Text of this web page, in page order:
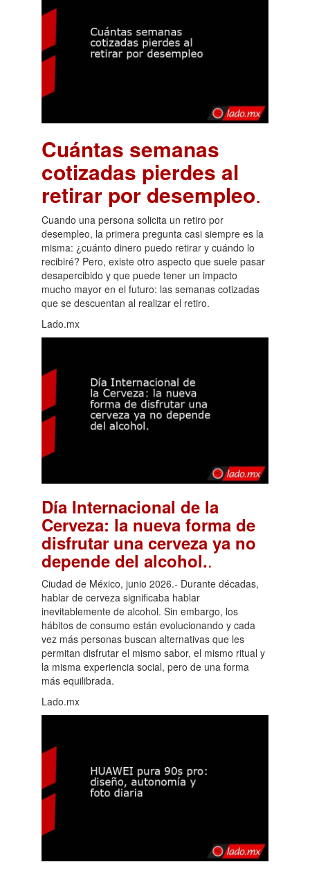
Cuántas semanas
cotizadas pierdes al
retirar por desempleo.
Cuando una persona solicita un retiro por
desempleo, la primera pregunta casi siempre es la
misma: ¿cuánto dinero puedo retirar y cuándo lo
recibiré? Pero, existe otro aspecto que suele pasar
desapercibido y que puede tener un impacto
mucho mayor en el futuro: las semanas cotizadas
que se descuentan al realizar el retiro.
Lado.mx
Día Internacional de la
Cerveza: la nueva forma de
disfrutar una cerveza ya no
depende del alcohol..
Ciudad de México, junio 2026.- Durante décadas,
hablar de cerveza significaba hablar
inevitablemente de alcohol. Sin embargo, los
hábitos de consumo están evolucionando y cada
vez más personas buscan alternativas que les
permitan disfrutar el mismo sabor, el mismo ritual y
la misma experiencia social, pero de una forma
más equilibrada.
Lado.mx